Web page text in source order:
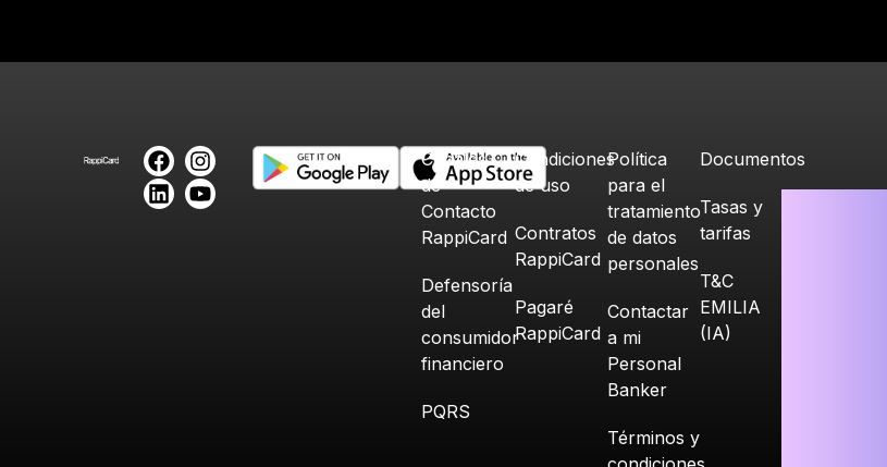
Canales
de
Contacto
RappiCard
Defensoría
del
consumidor
financiero
PQRS
Condiciones
de uso
Contratos
RappiCard
Pagaré
RappiCard
Política
para el
tratamiento
de datos
personales
Contactar
a mi
Personal
Banker
Términos y
Documentos
Tasas y
tarifas
T&C
EMILIA
(IA)